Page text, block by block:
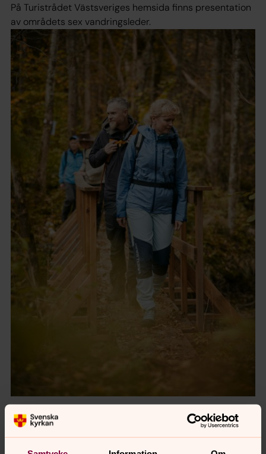
På Turistrådet Västsveriges hemsida finns presentation
av områdets sex vandringsleder.
Nutida Pilgrimer
Sju mil pilgrimsvandring genomLjungskile församling.